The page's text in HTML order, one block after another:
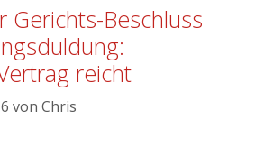
Gerichts-Beschluss
reicht
von Chris